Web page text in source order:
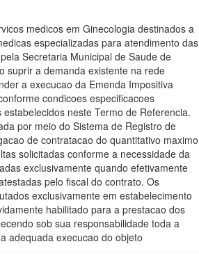
medicos em Ginecologia destinados a
especializadas para atendimento das
Secretaria Municipal de Saude de
suprir a demanda existente na rede
a execucao da Emenda Impositiva
condicoes especificacoes
neste Termo de Referencia.
por meio do Sistema de Registro de
de contratacao do quantitativo maximo
solicitadas conforme a necessidade da
exclusivamente quando efetivamente
pelo fiscal do contrato. Os
exclusivamente em estabelecimento
habilitado para a prestacao dos
sob sua responsabilidade toda a
adequada execucao do objeto